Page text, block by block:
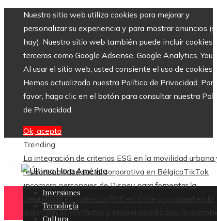
Nuestro sitio web utiliza cookies para mejorar y
personalizar su experiencia y para mostrar anuncios
hay). Nuestro sitio web también puede incluir cookies
terceros como Google Adsense, Google Analytics,
Al usar el sitio web, usted consiente el uso de cookies.
Hemos actualizado nuestra Política de Privacidad. Por
favor, haga clic en el botón para consultar nuestra
de Privacidad.
Ok, acepto
Trending
La integración de criterios ESG en la movilidad urbana
responsabilidad social corporativa en BélgicaTikTok
incorpora personajes de Disney para fomentar la
creatividad en videos
La RSE en Chile y su papel en la
reducción de conflictos y mejora social. Cómo la
Inversiones
Tecnología
Cultura